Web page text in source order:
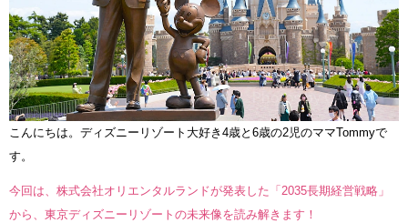
こんにちは。ディズニーリゾート大好き4歳と6歳の2児のママTommyで
す。
今回は、株式会社オリエンタルランドが発表した「2035長期経営戦略」
から、東京ディズニーリゾートの未来像を読み解きます！